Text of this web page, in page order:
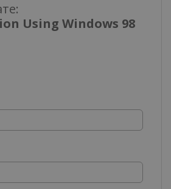
Using Windows 98